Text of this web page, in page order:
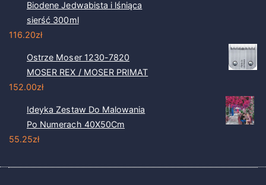
Biodene Jedwabista i lśniąca
sierść 300ml
116.20zł
Ostrze Moser 1230-7820
MOSER REX / MOSER PRIMAT
152.00zł
Ideyka Zestaw Do Malowania
Po Numerach 40X50Cm
55.25zł